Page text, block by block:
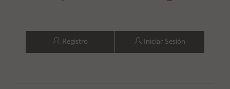
Registro Iniciar Sesión